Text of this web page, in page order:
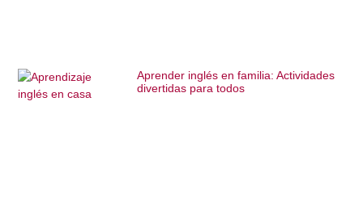
Aprender inglés en familia: Actividades
divertidas para todos